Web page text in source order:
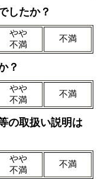
したか？
やや
不満
不満
？
やや
不満
不満
の取扱い説明は
やや
不満
不満